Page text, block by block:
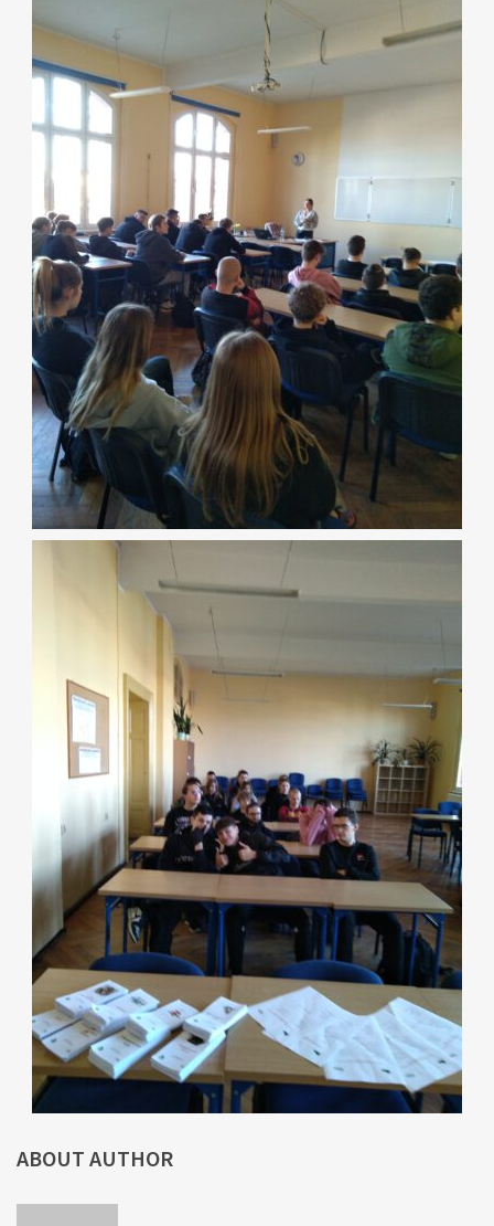
ABOUT AUTHOR